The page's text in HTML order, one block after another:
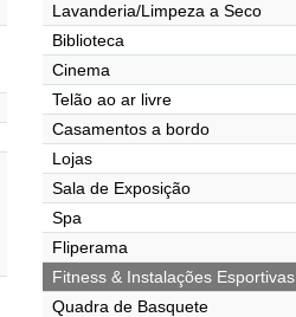
Lavanderia/Limpeza a Seco
Biblioteca
Cinema
Telão ao ar livre
Casamentos a bordo
Lojas
Sala de Exposição
Spa
Fliperama
Fitness & Instalações Esportivas
Quadra de Basquete